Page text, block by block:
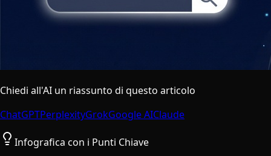
Chiedi all'AI un riassunto di questo articolo
ChatGPTPerplexityGrokGoogle AIClaude
Infografica con i Punti Chiave